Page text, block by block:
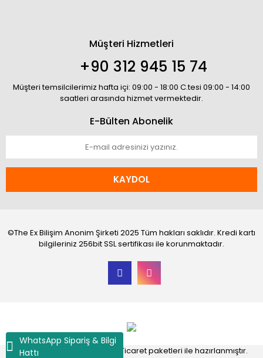
WhatsApp Sipariş & Bilgi
Hattı
Müşteri Hizmetleri
+90 312 945 15 74
Müşteri temsilcilerimiz hafta içi: 09:00 - 18:00 C.tesi 09:00 - 14:00
saatleri arasında hizmet vermektedir.
E-Bülten Abonelik
KAYDOL
©The Ex Bilişim Anonim Şirketi 2025 Tüm hakları saklıdır. Kredi kartı
bilgileriniz 256bit SSL sertifikası ile korunmaktadır.
IdeaSoft
Akıllı E-Ticaret paketleri ile hazırlanmıştır.